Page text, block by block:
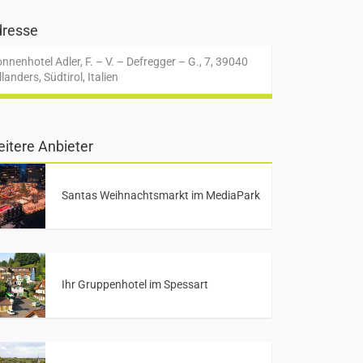
Adler, F. – V. – Defregger – G., 7, 39040
Südtirol, Italien
Anbieter
Santas Weihnachtsmarkt im MediaPark
Ihr Gruppenhotel im Spessart